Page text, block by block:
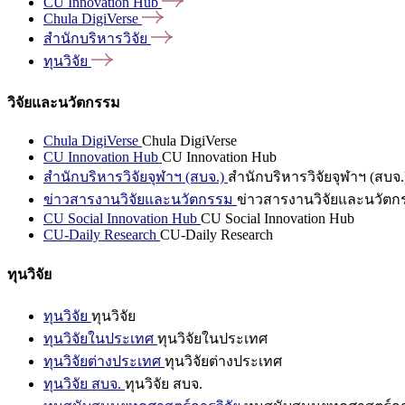
Chula DigiVerse
สำนักบริหารวิจัย
ทุนวิจัย
วิจัยและนวัตกรรม
Chula DigiVerse Chula DigiVerse
CU Innovation Hub CU Innovation Hub
สำนักบริหารวิจัยจุฬาฯ (สบจ.) สำนักบริหารวิจัยจุฬาฯ (สบจ
ข่าวสารงานวิจัยและนวัตกรรม ข่าวสารงานวิจัยและนวัตก
CU Social Innovation Hub CU Social Innovation Hub
CU-Daily Research CU-Daily Research
ทุนวิจัย
ทุนวิจัย ทุนวิจัย
ทุนวิจัยในประเทศ ทุนวิจัยในประเทศ
ทุนวิจัยต่างประเทศ ทุนวิจัยต่างประเทศ
ทุนวิจัย สบจ. ทุนวิจัย สบจ.